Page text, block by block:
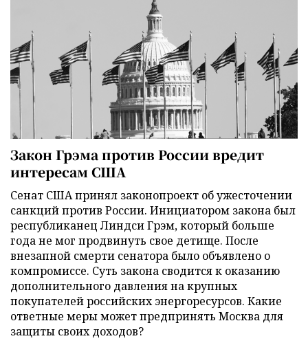
Закон Грэма против России вредит
интересам США
Сенат США принял законопроект об ужесточении
санкций против России. Инициатором закона был
республиканец Линдси Грэм, который больше
года не мог продвинуть свое детище. После
внезапной смерти сенатора было объявлено о
компромиссе. Суть закона сводится к оказанию
дополнительного давления на крупных
покупателей российских энергоресурсов. Какие
ответные меры может предпринять Москва для
защиты своих доходов?